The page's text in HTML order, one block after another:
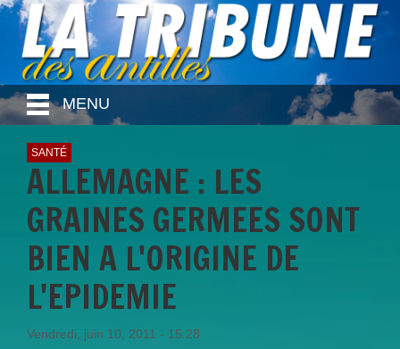
MENU
SANTÉ
ALLEMAGNE : LES
GRAINES GERMEES SONT
BIEN A L'ORIGINE DE
L'EPIDEMIE
Vendredi, juin 10, 2011 - 15:28